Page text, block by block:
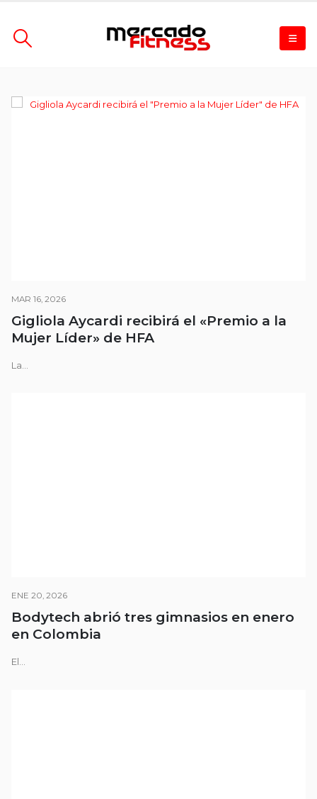
MAR 16, 2026
Gigliola Aycardi recibirá el «Premio a la
Mujer Líder» de HFA
La...
ENE 20, 2026
Bodytech abrió tres gimnasios en enero
en Colombia
El...